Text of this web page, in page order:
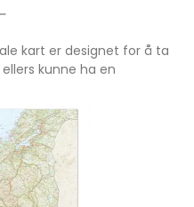
kart er designet for å ta
kunne ha en